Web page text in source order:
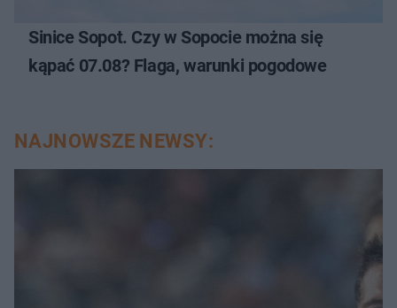
Sinice Sopot. Czy w Sopocie można się
kąpać 07.08? Flaga, warunki pogodowe
NAJNOWSZE NEWSY: